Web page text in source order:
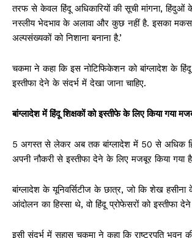
तरफ से केवल हिंदू अधिकारियों की सूची मांगना, हिंदुओं
नस्लीय भेदभाव के अलावा और कुछ नहीं है. इसका
अल्पसंख्यकों को निशाना बनाना है.’
चकमा ने कहा कि इस नोटिफिकेशन को बांग्लादेश के हिंदू
इस्तीफा देने के संदर्भ में देखा जाना चाहिए.
बांग्लादेश में हिंदू शिक्षकों को इस्तीफे के लिए किया गया
5 अगस्त से लेकर अब तक बांग्लादेश में 50 से अधिक हिंदू
अपनी नौकरी से इस्तीफा देने के लिए मजबूर किया गया
बांग्लादेश के यूनिवर्सिटीज के छात्र, जो कि शेख
आंदोलन का हिस्सा थे, वो हिंदू प्रोफेसरों को इस्तीफा
इसी संदर्भ में सुहास चकमा ने कहा कि राष्ट्रपति भवन